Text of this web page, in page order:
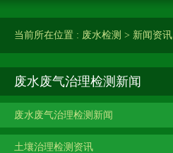
当前所在位置 : 废水检测 > 新闻资讯
废水废气治理检测新闻
废水废气治理检测新闻
土壤治理检测资讯